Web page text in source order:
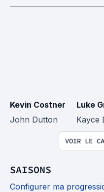
Kevin Costner
John Dutton
Luke
Kayce
VOIR LE
SAISONS
Configurer ma